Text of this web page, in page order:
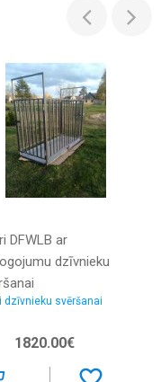
DFWLB ar
dzīvnieku
dzīvnieku svēršanai
1820.00€